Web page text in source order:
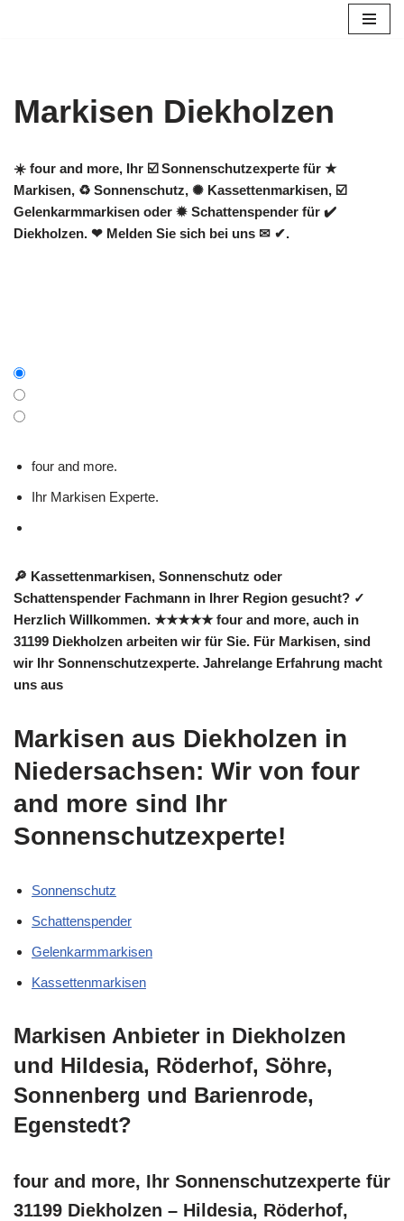
Markisen Diekholzen
☀️ four and more, Ihr ☑️ Sonnenschutzexperte für ★
Markisen, ♻ Sonnenschutz, ✺ Kassettenmarkisen, ☑️
Gelenkarmmarkisen oder ✹ Schattenspender für ✔️
Diekholzen. ❤ Melden Sie sich bei uns ✉ ✔.
four and more.
Ihr Markisen Experte.
🔎 Kassettenmarkisen, Sonnenschutz oder
Schattenspender Fachmann in Ihrer Region gesucht? ✓
Herzlich Willkommen. ★★★★★ four and more, auch in
31199 Diekholzen arbeiten wir für Sie. Für Markisen, sind
wir Ihr Sonnenschutzexperte. Jahrelange Erfahrung macht
uns aus
Markisen aus Diekholzen in
Niedersachsen: Wir von four
and more sind Ihr
Sonnenschutzexperte!
Sonnenschutz
Schattenspender
Gelenkarmmarkisen
Kassettenmarkisen
Markisen Anbieter in Diekholzen
und Hildesia, Röderhof, Söhre,
Sonnenberg und Barienrode,
Egenstedt?
four and more, Ihr Sonnenschutzexperte für
31199 Diekholzen – Hildesia, Röderhof,